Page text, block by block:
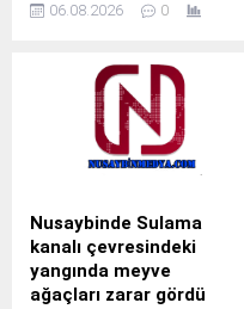
Devlet Hastanesi’nde İç
Ali Yiğit hasta kabulüne
başladı. Muayene olmak
isteyen vatandaşlar, ALO
182 çağrı merkezi veya
MHRS (Merkezi Hekim
üzerinden randevu alarak
muayene olabilecek. Tap
Simulator Codes
06.08.2026 0
Nusaybinde Sulama
kanalı çevresindeki
yangında meyve
ağaçları zarar gördü